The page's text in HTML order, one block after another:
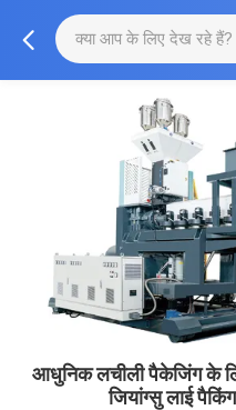
आधुनिक लचीली पैकेजिंग के
जियांग्सु लाई पैकिंग